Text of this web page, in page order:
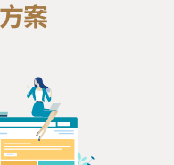
案